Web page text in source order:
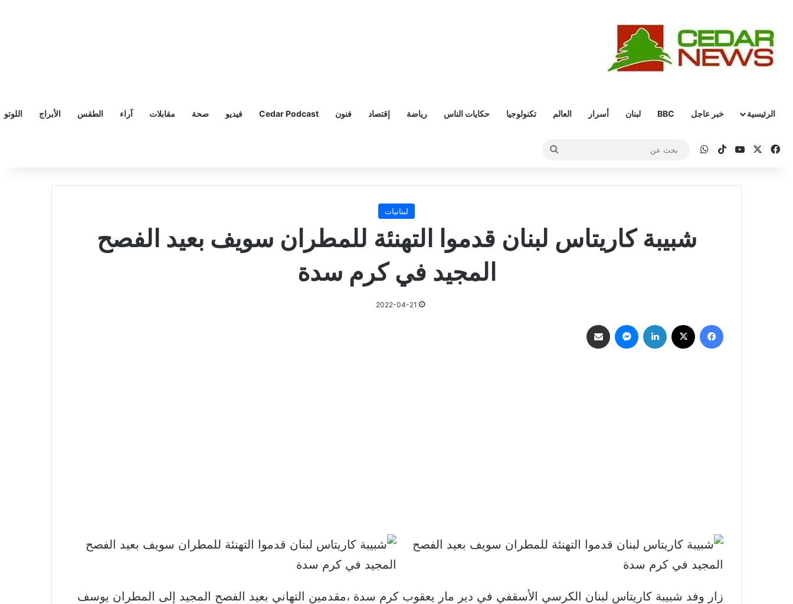
الرئيسية خبر عاجل BBC لبنان أسرار العالم تكنولوجيا حكايات الناس رياضة إقتصاد فنون Cedar Podcast فيديو صحة مقابلات آراء الطقس الأبراج اللوتو
فيسبوك ‫YouTube
‫TikTokواتساب
بحث
لبنانيات
شبيبة كاريتاس لبنان قدموا التهنئة للمطران سويف بعيد الفصح
المجيد في كرم سدة
2022-04-21
فيسبوك لينكدإن ماسنجر
زار وفد شبيبة كاريتاس لبنان الكرسي الأسقفي في دير مار يعقوب كرم سدة ،مقدمين التهاني بعيد الفصح المجيد إلى المطران يوسف